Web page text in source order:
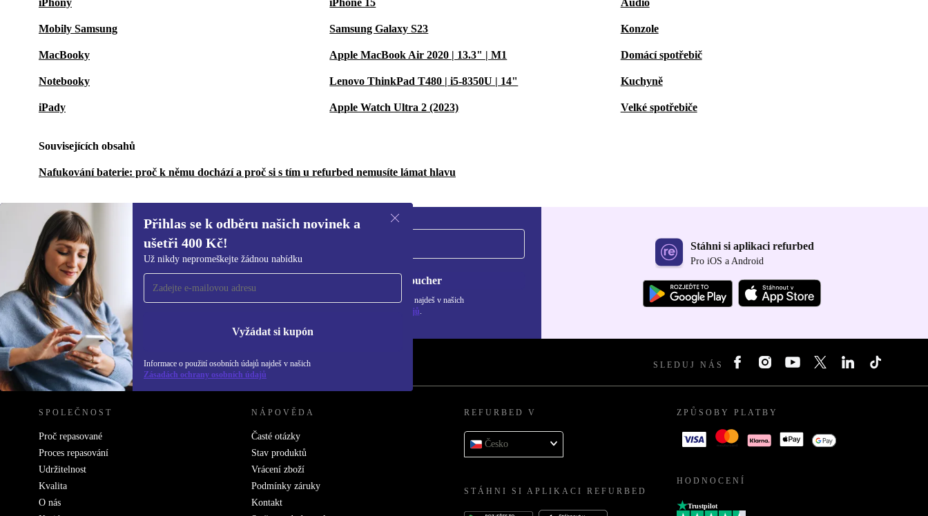
iPhony
Mobily Samsung
MacBooky
Notebooky
iPady
iPhone 15
Samsung Galaxy S23
Apple MacBook Air 2020 | 13.3" | M1
Lenovo ThinkPad T480 | i5-8350U | 14"
Apple Watch Ultra 2 (2023)
Audio
Konzole
Domácí spotřebič
Kuchyně
Velké spotřebiče
Souvisejících obsahů
Nafukování baterie: proč k němu dochází a proč si s tím u refurbed nemusíte lámat hlavu
Přihlas se k odběru našich novinek a
ušetři 400 Kč!
Už nikdy nepromeškejte žádnou nabídku
Vyžádat si kupón
Informace o použití osobních údajů najdeš v našich
Zásadách ochrany osobních údajů
Přihlas se k odběru našich novinek a
ušetři 400 Kč!
Už nikdy nepromeškej žádnou nabídku.
Chci voucher
Informace o použití osobních údajů najdeš v našich
Zásadách ochrany osobních údajů.
Stáhni si aplikaci refurbed
Pro iOS a Android
REFURBED ČESKO - RETHINK NEW. SLEDUJ NÁS
SPOLEČNOST
Proč repasované
Proces repasování
Udržitelnost
Kvalita
O nás
NÁPOVĚDA
Časté otázky
Stav produktů
Vrácení zboží
Podmínky záruky
Kontakt
REFURBED V
Česko
STÁHNI SI APLIKACI REFURBED
ZPŮSOBY PLATBY
HODNOCENÍ
Trustpilot